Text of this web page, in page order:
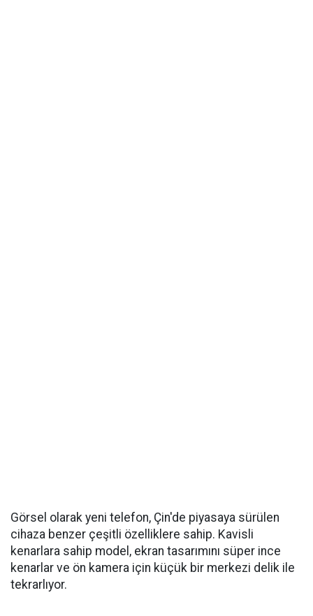
Görsel olarak yeni telefon, Çin'de piyasaya sürülen
cihaza benzer çeşitli özelliklere sahip. Kavisli
kenarlara sahip model, ekran tasarımını süper ince
kenarlar ve ön kamera için küçük bir merkezi delik ile
tekrarlıyor.